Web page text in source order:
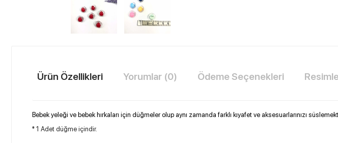
Ürün Özellikleri Yorumlar (0) Ödeme Seçenekleri
Bebek yeleği ve bebek hırkaları için düğmeler olup aynı zamanda farklı kıyafet ve aksesuarlarınızı
* 1 Adet düğme içindir.